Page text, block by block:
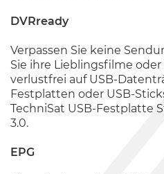
DVRready
Verpassen Sie keine
Sie ihre Lieblingsfilme
verlustfrei auf USB-
Festplatten oder USB-
TechniSat USB-Festplatte
3.0.
EPG